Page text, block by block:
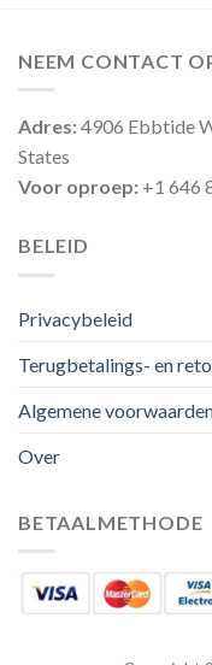
NEEM CONTACT
Adres:4906 Ebbtide
States
Voor oproep: +1 646
BELEID
Privacybeleid
Terugbetalings- en
Algemene
Over
BETAALMETHODE